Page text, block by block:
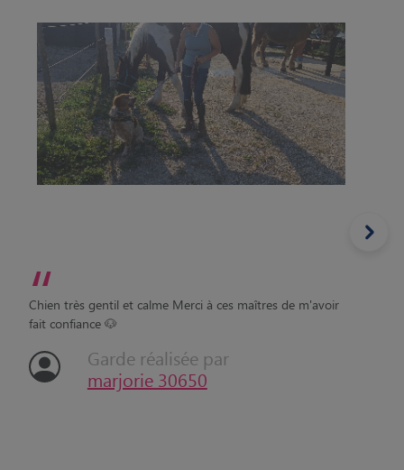
“
Chien très gentil et calme Merci à ces maîtres de m'avoir
fait confiance 🐶
Garde réalisée par
marjorie 30650